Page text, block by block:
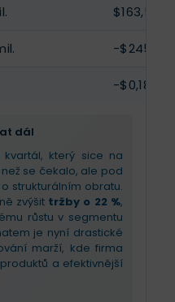
$163,5
-$245,3
-$0,18
dál
který sice na
se čekalo, ale pod
strukturálním obratu.
zvýšit tržby o 22 %,
růstu v segmentu
je nyní drastické
marží, kde firma
a efektivnější